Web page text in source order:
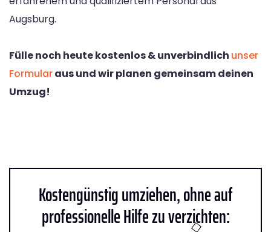
Augsburg.
Fülle noch heute kostenlos & unverbindlich unser
Formularaus und wir planen gemeinsam deinen
Umzug!
Kostengünstig umziehen, ohne auf
professionelle Hilfe zu verzichten: